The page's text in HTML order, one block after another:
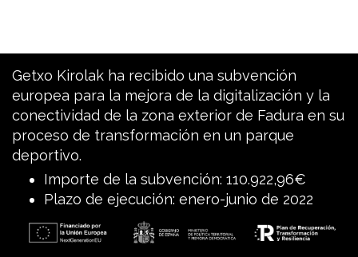
Getxo Kirolak ha recibido una subvención
europea para la mejora de la digitalización y la
conectividad de la zona exterior de Fadura en su
proceso de transformación en un parque
deportivo.
Importe de la subvención: 110.922,96€
Plazo de ejecución: enero-junio de 2022